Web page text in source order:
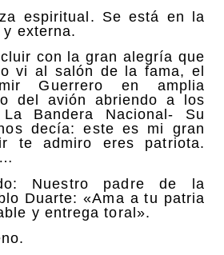
espiritual. Se está en la
externa.
con la gran alegría que
vi al salón de la fama, el
Guerrero en amplia
del avión abriendo a los
Bandera Nacional- Su
decía: este es mi gran
te admiro eres patriota.
Nuestro padre de la
Duarte: «Ama a tu patria
y entrega toral».